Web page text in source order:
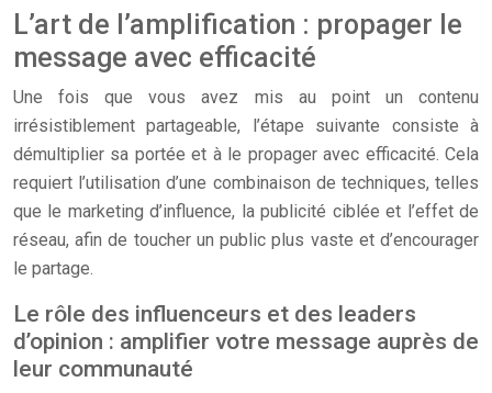
L’art de l’amplification : propager le
message avec efficacité
Une fois que vous avez mis au point un contenu
irrésistiblement partageable, l’étape suivante consiste à
démultiplier sa portée et à le propager avec efficacité. Cela
requiert l’utilisation d’une combinaison de techniques, telles
que le marketing d’influence, la publicité ciblée et l’effet de
réseau, afin de toucher un public plus vaste et d’encourager
le partage.
Le rôle des influenceurs et des leaders
d’opinion : amplifier votre message auprès de
leur communauté